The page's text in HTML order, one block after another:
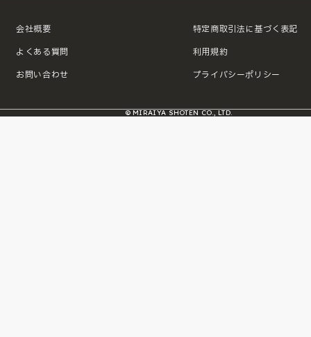
会社概要
よくある質問
お問い合わせ
特定商取引法に基づく表記
利用規約
プライバシーポリシー
© MIRAIYA SHOTEN CO., LTD.